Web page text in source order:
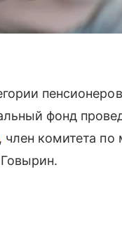
фонд
, член комитета